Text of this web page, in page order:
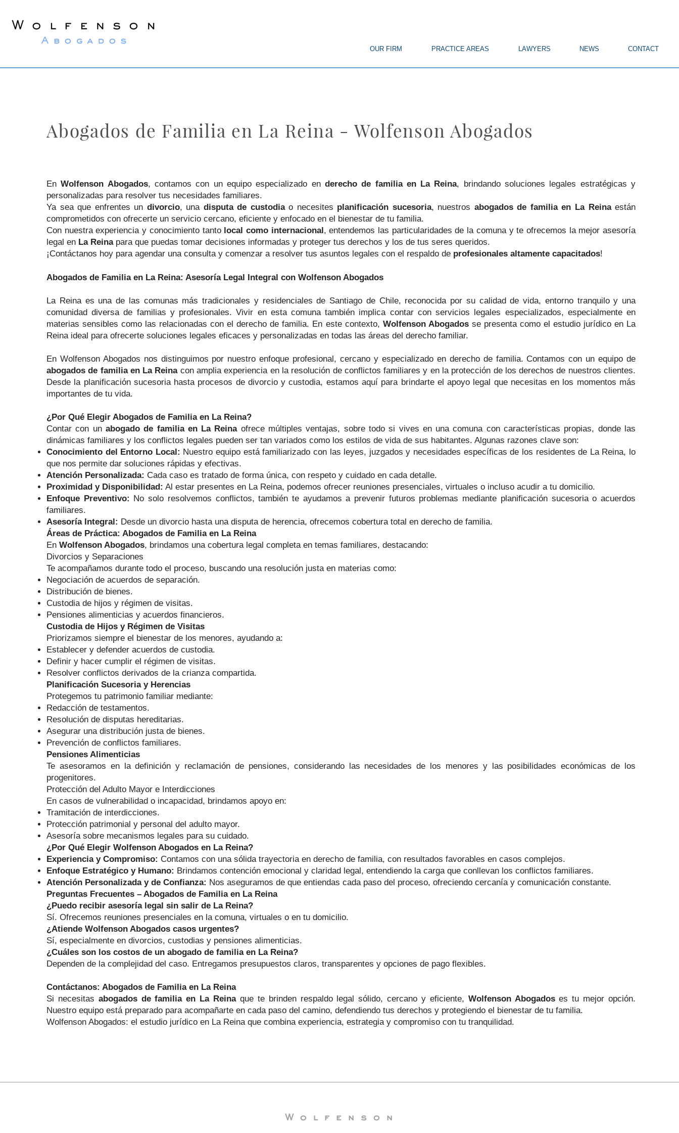
OUR FIRM PRACTICE AREAS LAWYERS NEWS CONTACT
Abogados de Familia en La Reina - Wolfenson Abogados
EnWolfenson Abogados, contamos con un equipo especializado en derecho de familia en La Reina, brindando soluciones legales estratégicas y
personalizadas para resolver tus necesidades familiares.
Ya sea que enfrentes un divorcio, una disputa de custodiao necesites planificación sucesoria, nuestros abogados de familia en La Reinaestán
comprometidos con ofrecerte un servicio cercano, eficiente y enfocado en el bienestar de tu familia.
Con nuestra experiencia y conocimiento tanto local como internacional, entendemos las particularidades de la comuna y te ofrecemos la mejor asesoría
legal en La Reinapara que puedas tomar decisiones informadas y proteger tus derechos y los de tus seres queridos.
¡Contáctanos hoy para agendar una consulta y comenzar a resolver tus asuntos legales con el respaldo de profesionales altamente capacitados!
Abogados de Familia en La Reina: Asesoría Legal Integral con Wolfenson Abogados
La Reina es una de las comunas más tradicionales y residenciales de Santiago de Chile, reconocida por su calidad de vida, entorno tranquilo y una
comunidad diversa de familias y profesionales. Vivir en esta comuna también implica contar con servicios legales especializados, especialmente en
materias sensibles como las relacionadas con el derecho de familia. En este contexto, Wolfenson Abogadosse presenta como el estudio jurídico en La
Reina ideal para ofrecerte soluciones legales eficaces y personalizadas en todas las áreas del derecho familiar.
En Wolfenson Abogados nos distinguimos por nuestro enfoque profesional, cercano y especializado en derecho de familia. Contamos con un equipo de
abogados de familia en La Reinacon amplia experiencia en la resolución de conflictos familiares y en la protección de los derechos de nuestros clientes.
Desde la planificación sucesoria hasta procesos de divorcio y custodia, estamos aquí para brindarte el apoyo legal que necesitas en los momentos más
importantes de tu vida.
¿Por Qué Elegir Abogados de Familia en La Reina?
Contar con un abogado de familia en La Reinaofrece múltiples ventajas, sobre todo si vives en una comuna con características propias, donde las
dinámicas familiares y los conflictos legales pueden ser tan variados como los estilos de vida de sus habitantes. Algunas razones clave son:
Conocimiento del Entorno Local: Nuestro equipo está familiarizado con las leyes, juzgados y necesidades específicas de los residentes de La Reina, lo
que nos permite dar soluciones rápidas y efectivas.
Atención Personalizada: Cada caso es tratado de forma única, con respeto y cuidado en cada detalle.
Proximidad y Disponibilidad: Al estar presentes en La Reina, podemos ofrecer reuniones presenciales, virtuales o incluso acudir a tu domicilio.
Enfoque Preventivo: No solo resolvemos conflictos, también te ayudamos a prevenir futuros problemas mediante planificación sucesoria o acuerdos
familiares.
Asesoría Integral: Desde un divorcio hasta una disputa de herencia, ofrecemos cobertura total en derecho de familia.
Áreas de Práctica: Abogados de Familia en La Reina
En Wolfenson Abogados, brindamos una cobertura legal completa en temas familiares, destacando:
Divorcios y Separaciones
Te acompañamos durante todo el proceso, buscando una resolución justa en materias como:
Negociación de acuerdos de separación.
Distribución de bienes.
Custodia de hijos y régimen de visitas.
Pensiones alimenticias y acuerdos financieros.
Custodia de Hijos y Régimen de Visitas
Priorizamos siempre el bienestar de los menores, ayudando a:
Establecer y defender acuerdos de custodia.
Definir y hacer cumplir el régimen de visitas.
Resolver conflictos derivados de la crianza compartida.
Planificación Sucesoria y Herencias
Protegemos tu patrimonio familiar mediante:
Redacción de testamentos.
Resolución de disputas hereditarias.
Asegurar una distribución justa de bienes.
Prevención de conflictos familiares.
Pensiones Alimenticias
Te asesoramos en la definición y reclamación de pensiones, considerando las necesidades de los menores y las posibilidades económicas de los
progenitores.
Protección del Adulto Mayor e Interdicciones
En casos de vulnerabilidad o incapacidad, brindamos apoyo en:
Tramitación de interdicciones.
Protección patrimonial y personal del adulto mayor.
Asesoría sobre mecanismos legales para su cuidado.
¿Por Qué Elegir Wolfenson Abogados en La Reina?
Experiencia y Compromiso: Contamos con una sólida trayectoria en derecho de familia, con resultados favorables en casos complejos.
Enfoque Estratégico y Humano: Brindamos contención emocional y claridad legal, entendiendo la carga que conllevan los conflictos familiares.
Atención Personalizada y de Confianza: Nos aseguramos de que entiendas cada paso del proceso, ofreciendo cercanía y comunicación constante.
Preguntas Frecuentes – Abogados de Familia en La Reina
¿Puedo recibir asesoría legal sin salir de La Reina?
Sí. Ofrecemos reuniones presenciales en la comuna, virtuales o en tu domicilio.
¿Atiende Wolfenson Abogados casos urgentes?
Sí, especialmente en divorcios, custodias y pensiones alimenticias.
¿Cuáles son los costos de un abogado de familia en La Reina?
Dependen de la complejidad del caso. Entregamos presupuestos claros, transparentes y opciones de pago flexibles.
Contáctanos: Abogados de Familia en La Reina
Si necesitas abogados de familia en La Reinaque te brinden respaldo legal sólido, cercano y eficiente, Wolfenson Abogadoses tu mejor opción.
Nuestro equipo está preparado para acompañarte en cada paso del camino, defendiendo tus derechos y protegiendo el bienestar de tu familia.
Wolfenson Abogados: el estudio jurídico en La Reina que combina experiencia, estrategia y compromiso con tu tranquilidad.
Wolfenson
Wolfenson